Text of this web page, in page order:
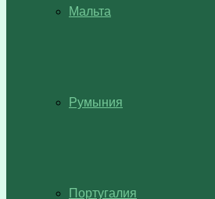
Мальта
Румыния
Португалия